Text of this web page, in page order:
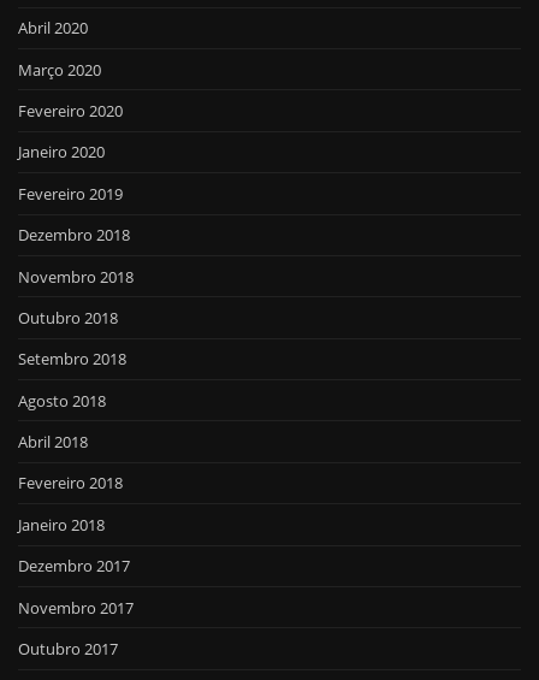
Abril 2020
Março 2020
Fevereiro 2020
Janeiro 2020
Fevereiro 2019
Dezembro 2018
Novembro 2018
Outubro 2018
Setembro 2018
Agosto 2018
Abril 2018
Fevereiro 2018
Janeiro 2018
Dezembro 2017
Novembro 2017
Outubro 2017